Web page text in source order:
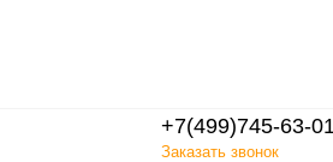
+7(499)745-63-
Заказать звонок